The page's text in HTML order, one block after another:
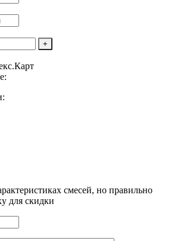
+
смесей, но правильно
для скидки